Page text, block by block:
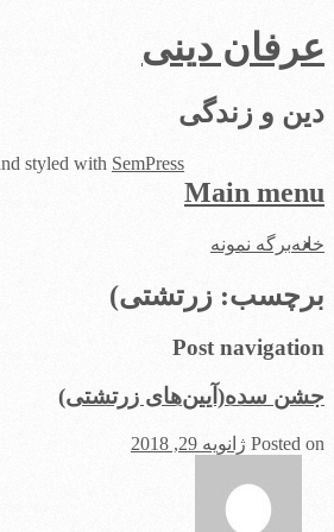
عرفان دینی
دین و زندگی
Main menu
Skip
خانهبرگه نمونه
برچسب: زرتشتی)
Post navigation
جشن سده(آیین‌های زرتشتی)
Posted on ژانویه 29, 2018
styled with SemPress